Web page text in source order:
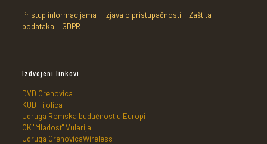
Pristup informacijama Izjava o pristupačnosti
Zaštita
podataka
GDPR
Izdvojeni linkovi
DVD Orehovica
KUD Fijolica
Udruga Romska budućnost u Europi
OK "Mladost" Vularija
Udruga OrehovicaWireless